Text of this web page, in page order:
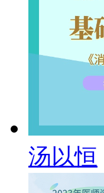
汤以恒